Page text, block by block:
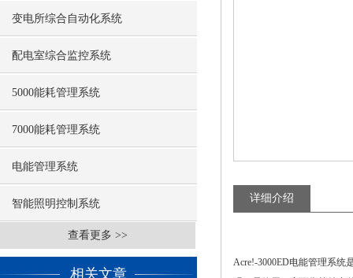
变电所综合自动化系统
配电室综合监控系统
5000能耗管理系统
7000能耗管理系统
电能管理系统
智能照明控制系统
查看更多 >>
相关文章
详细介绍
Acre!-3000ED电能管理系统